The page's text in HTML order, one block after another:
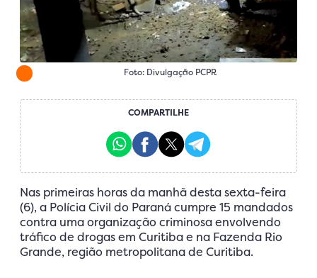
Foto: Divulgação PCPR
COMPARTILHE
Nas primeiras horas da manhã desta sexta-feira
(6), a Polícia Civil do Paraná cumpre 15 mandados
contra uma organização criminosa envolvendo
tráfico de drogas em Curitiba e na Fazenda Rio
Grande, região metropolitana de Curitiba.